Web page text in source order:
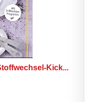
Kick...